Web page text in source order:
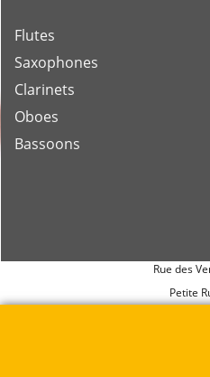
Flutes
Saxophones
Clarinets
Oboes
Bassoons
Rue des
Petite